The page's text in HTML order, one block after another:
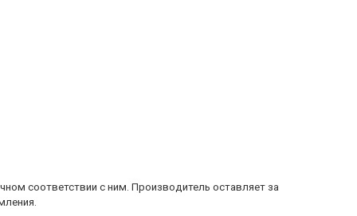
соответствии с ним. Производитель оставляет за